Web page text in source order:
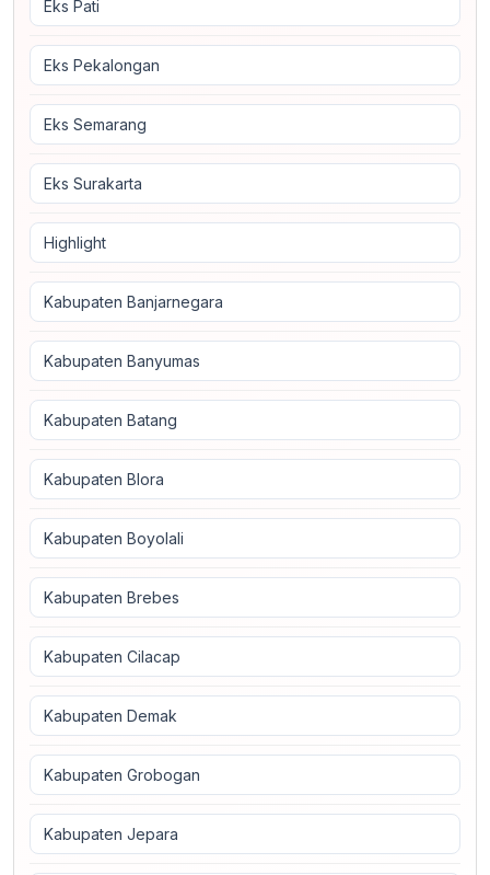
Eks Pati
Eks Pekalongan
Eks Semarang
Eks Surakarta
Highlight
Kabupaten Banjarnegara
Kabupaten Banyumas
Kabupaten Batang
Kabupaten Blora
Kabupaten Boyolali
Kabupaten Brebes
Kabupaten Cilacap
Kabupaten Demak
Kabupaten Grobogan
Kabupaten Jepara